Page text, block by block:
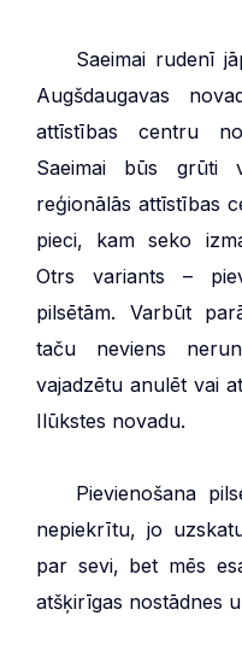
Saeimai rudenī
Augšdaugavas
attīstības centru
Saeimai būs grūti
reģionālās attīstības
pieci, kam seko
Otrs variants –
pilsētām. Varbūt
taču neviens
vajadzētu anulēt vai
Ilūkstes novadu.
Pievienošana
nepiekrītu, jo
par sevi, bet mēs
atšķirīgas nostādnes